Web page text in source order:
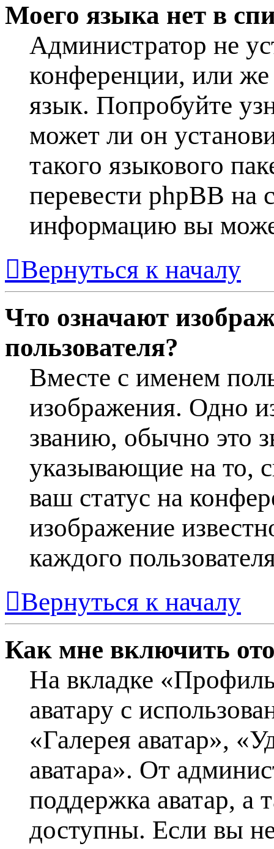
Моего языка нет в
Администратор не
конференции, или
язык. Попробуйте
может ли он
такого языкового
перевести phpBB на
информацию вы
Вернуться к началу
Что означают
пользователя?
Вместе с именем
изображения. Одно
званию, обычно это
указывающие на то,
ваш статус на
изображение
каждого
Вернуться к началу
Как мне включить
На вкладке
аватару с
«Галерея аватар»,
аватара». От
поддержка аватар, а
доступны. Если вы